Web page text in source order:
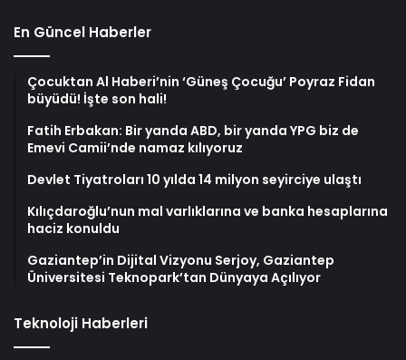
En Güncel Haberler
Çocuktan Al Haberi’nin ‘Güneş Çocuğu’ Poyraz Fidan
büyüdü! İşte son hali!
Fatih Erbakan: Bir yanda ABD, bir yanda YPG biz de
Emevi Camii’nde namaz kılıyoruz
Devlet Tiyatroları 10 yılda 14 milyon seyirciye ulaştı
Kılıçdaroğlu’nun mal varlıklarına ve banka hesaplarına
haciz konuldu
Gaziantep’in Dijital Vizyonu Serjoy, Gaziantep
Üniversitesi Teknopark’tan Dünyaya Açılıyor
Teknoloji Haberleri